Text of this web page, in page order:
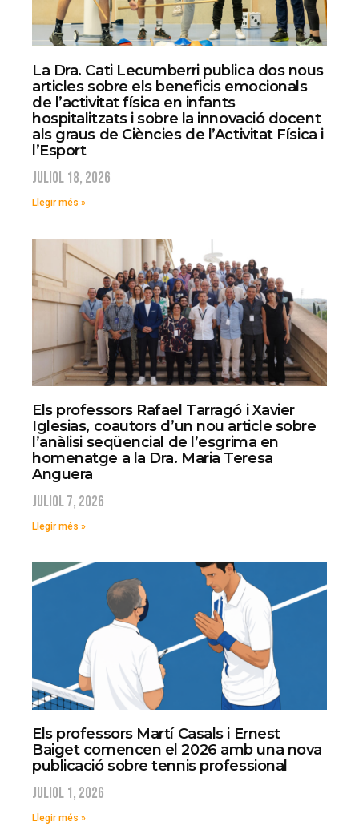
La Dra. Cati Lecumberri publica dos nous
articles sobre els beneficis emocionals
de l’activitat física en infants
hospitalitzats i sobre la innovació docent
als graus de Ciències de l’Activitat Física i
l’Esport
juliol 18, 2026
Llegir més »
Els professors Rafael Tarragó i Xavier
Iglesias, coautors d’un nou article sobre
l’anàlisi seqüencial de l’esgrima en
homenatge a la Dra. Maria Teresa
Anguera
juliol 7, 2026
Llegir més »
Els professors Martí Casals i Ernest
Baiget comencen el 2026 amb una nova
publicació sobre tennis professional
juliol 1, 2026
Llegir més »